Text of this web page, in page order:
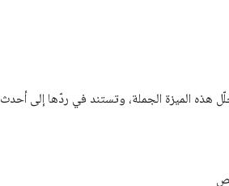
الميزة الجملة، وتستند في ردّها إلى أحدث